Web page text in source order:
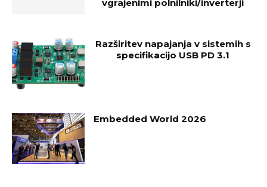
vgrajenimi polnilniki/inverterji
Razširitev napajanja v sistemih s
specifikacijo USB PD 3.1
Embedded World 2026